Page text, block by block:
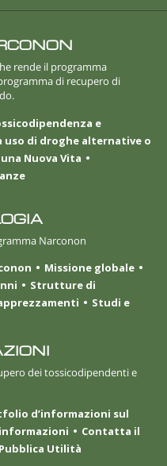
rende il programma
di recupero di
e
uso di droghe alternative o
Nuova Vita
Narconon
Missione globale
Strutture di
Studi e
dei tossicodipendenti e
d’informazioni sul
Contatta il
Utilità